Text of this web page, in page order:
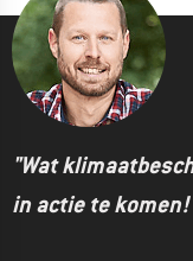
"Wat
in actie te